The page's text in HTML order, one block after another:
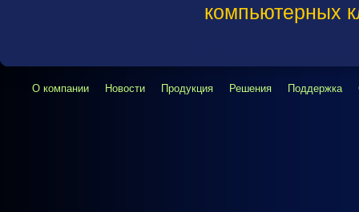
компьютерных
О компании Новости Продукция Решения Поддержка